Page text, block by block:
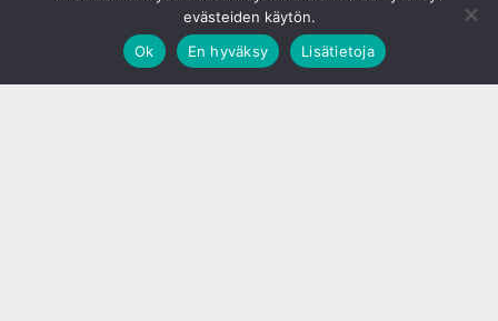
evästeiden käytön.
Ok
En hyväksy Lisätietoja